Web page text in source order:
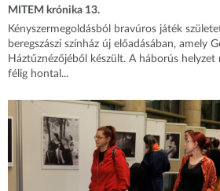
MITEM krónika 13.
Kényszermegoldásból bravúros játék
beregszászi színház új előadásában, amely
Háztűznézőjéből készült. A háborús helyzet
félig hontal...